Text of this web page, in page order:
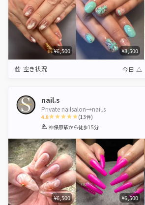
¥6,500 ¥8,500
空き状況 今日 △
nail.s
Private nailsalon→nail.s
4.8
1 2 3 4 5
(13件)
神保原駅から徒歩15分
¥6,500 ¥6,500